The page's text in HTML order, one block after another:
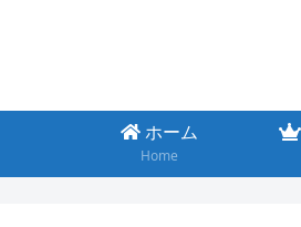
ホーム
Home